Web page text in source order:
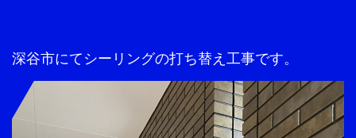
深谷市にてシーリングの打ち替え工事です。